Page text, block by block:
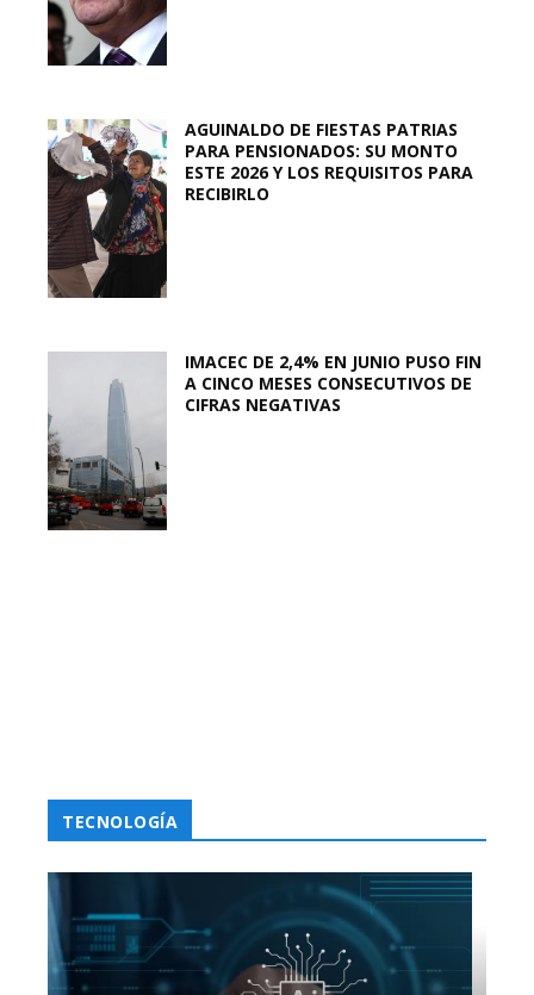
AGUINALDO DE FIESTAS PATRIAS
PARA PENSIONADOS: SU MONTO
ESTE 2026 Y LOS REQUISITOS PARA
RECIBIRLO
IMACEC DE 2,4% EN JUNIO PUSO FIN
A CINCO MESES CONSECUTIVOS DE
CIFRAS NEGATIVAS
TECNOLOGÍA